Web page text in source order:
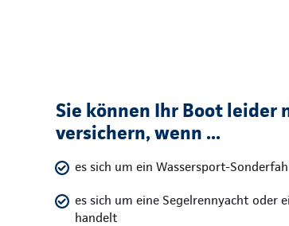
Sie können Ihr Boot leider
versichern, wenn ...
es sich um ein Wassersport-
es sich um eine Segelrennyacht oder
handelt